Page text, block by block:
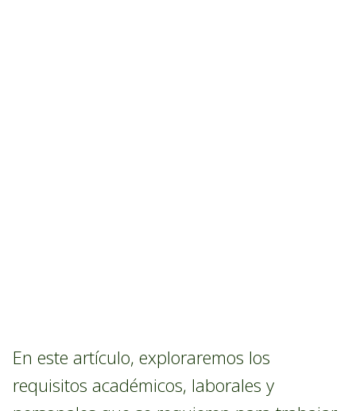
En este artículo, exploraremos los
requisitos académicos, laborales y